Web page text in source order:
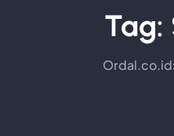
Tag:
Ordal.co.id